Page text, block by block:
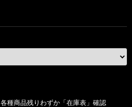
各種商品残りわずか「在庫表」確認